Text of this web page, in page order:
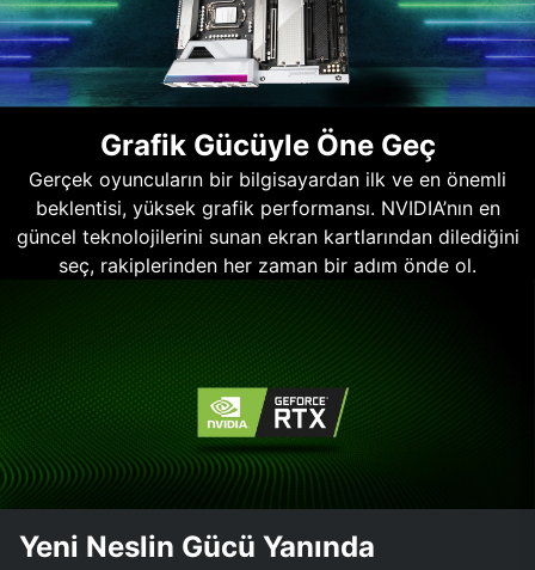
Grafik Gücüyle Öne Geç
Gerçek oyuncuların bir bilgisayardan ilk ve en önemli
beklentisi, yüksek grafik performansı. NVIDIA’nın en
güncel teknolojilerini sunan ekran kartlarından dilediğini
seç, rakiplerinden her zaman bir adım önde ol.
Yeni Neslin Gücü Yanında